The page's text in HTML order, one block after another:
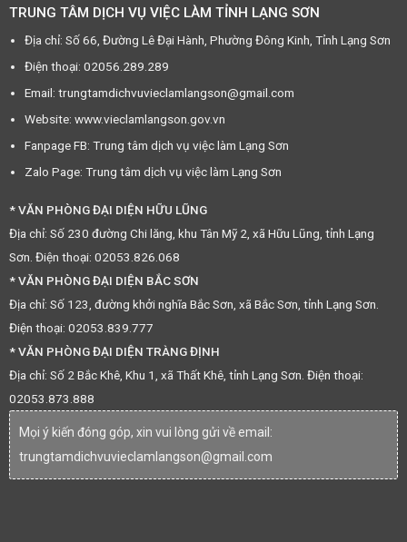
TRUNG TÂM DỊCH VỤ VIỆC LÀM TỈNH LẠNG SƠN
Địa chỉ: Số 66, Đường Lê Đại Hành, Phường Đông Kinh, Tỉnh Lạng Sơn
Điện thoại: 02056.289.289
Email: trungtamdichvuvieclamlangson@gmail.com
Website: www.vieclamlangson.gov.vn
Fanpage FB: Trung tâm dịch vụ việc làm Lạng Sơn
Zalo Page: Trung tâm dịch vụ việc làm Lạng Sơn
* VĂN PHÒNG ĐẠI DIỆN HỮU LŨNG
Địa chỉ: Số 230 đường Chi lăng, khu Tân Mỹ 2, xã Hữu Lũng, tỉnh Lạng
Sơn. Điện thoại: 02053.826.068
* VĂN PHÒNG ĐẠI DIỆN BẮC SƠN
Địa chỉ: Số 123, đường khởi nghĩa Bắc Sơn, xã Bắc Sơn, tỉnh Lạng Sơn.
Điện thoại: 02053.839.777
* VĂN PHÒNG ĐẠI DIỆN TRÀNG ĐỊNH
Địa chỉ: Số 2 Bắc Khê, Khu 1, xã Thất Khê, tỉnh Lạng Sơn. Điện thoại:
02053.873.888
Mọi ý kiến đóng góp, xin vui lòng gửi về email:
trungtamdichvuvieclamlangson@gmail.com